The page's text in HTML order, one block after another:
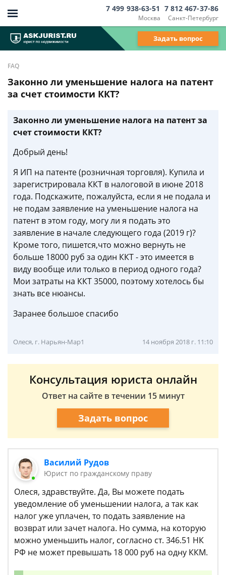
Москва
7 499 938-63-51
Санкт-Петербург
7 812 467-37-86
Задать вопрос
FAQ
Законно ли уменьшение налога на патент
за счет стоимости ККТ?
Законно ли уменьшение налога на патент за
счет стоимости ККТ?
Добрый день!
Я ИП на патенте (розничная торговля). Купила и
зарегистрировала ККТ в налоговой в июне 2018
года. Подскажите, пожалуйста, если я не подала и
не подам заявление на уменьшение налога на
патент в этом году, могу ли я подать это
заявление в начале следующего года (2019 г)?
Кроме того, пишется,что можно вернуть не
больше 18000 руб за один ККТ - это имеется в
виду вообще или только в период одного года?
Мои затраты на ККТ 35000, поэтому хотелось бы
знать все нюансы.
Заранее большое спасибо
Олеся, г. Нарьян-Мар1 14 ноября 2018 г. 11:10
Консультация юриста онлайн
Ответ на сайте в течении 15 минут
Задать вопрос
Василий Рудов
Юрист по гражданскому праву
Олеся, здравствуйте. Да, Вы можете подать
уведомление об уменьшении налога, а так как
налог уже уплачен, то подать заявление на
возврат или зачет налога. Но сумма, на которую
можно уменьшить налог, согласно ст. 346.51 НК
РФ не может превышать 18 000 руб на одну ККМ.